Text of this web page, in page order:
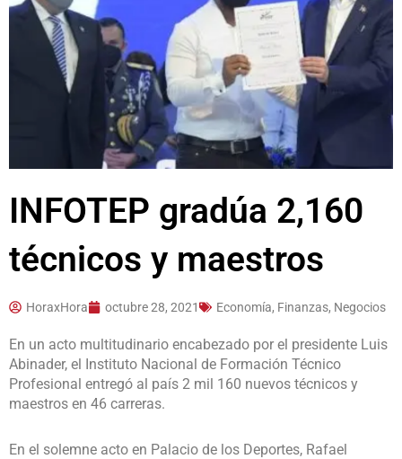
INFOTEP gradúa 2,160
técnicos y maestros
HoraxHora octubre 28, 2021 Economía, Finanzas, Negocios
En un acto multitudinario encabezado por el presidente Luis
Abinader, el Instituto Nacional de Formación Técnico
Profesional entregó al país 2 mil 160 nuevos técnicos y
maestros en 46 carreras.
En el solemne acto en Palacio de los Deportes, Rafael